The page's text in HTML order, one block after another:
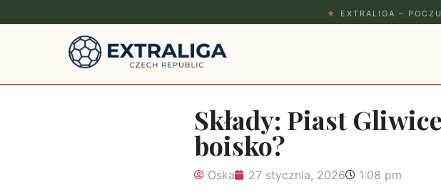
★ EXTRALIGA –
Składy: Piast
boisko?
Oska 27 stycznia, 2026 1:08 pm